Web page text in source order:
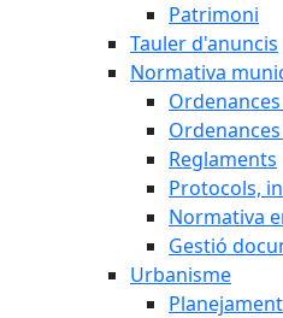
Patrimoni
Tauler d'anuncis
Normativa
Reglaments
Protocols,
Normativa
Gestió
Urbanisme